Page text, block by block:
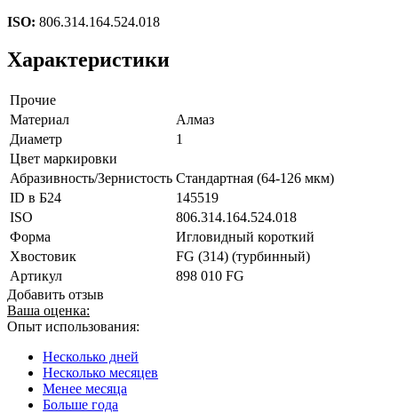
ISO: 806.314.164.524.018
Характеристики
Прочие
Материал
Алмаз
Диаметр
1
Цвет маркировки
Абразивность/Зернистость Стандартная (64-126 мкм)
ID в Б24
145519
ISO
806.314.164.524.018
Форма
Игловидный короткий
Хвостовик
FG (314) (турбинный)
Артикул
898 010 FG
Добавить отзыв
Ваша оценка:
Опыт использования:
Несколько дней
Несколько месяцев
Менее месяца
Больше года